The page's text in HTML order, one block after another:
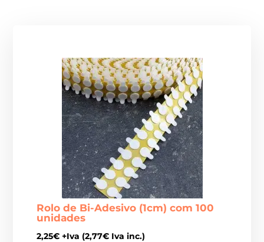
Rolo de Bi-Adesivo (1cm) com 100
unidades
2,25€ +Iva (2,77€ Iva inc.)